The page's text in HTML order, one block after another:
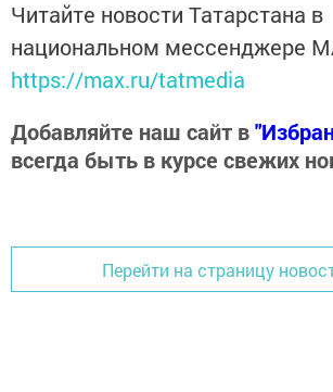
Читайте новости Татарстана в
национальном мессенджере
https://max.ru/tatmedia
Добавляйте наш сайт в
всегда быть в курсе свежих
Перейти на страницу